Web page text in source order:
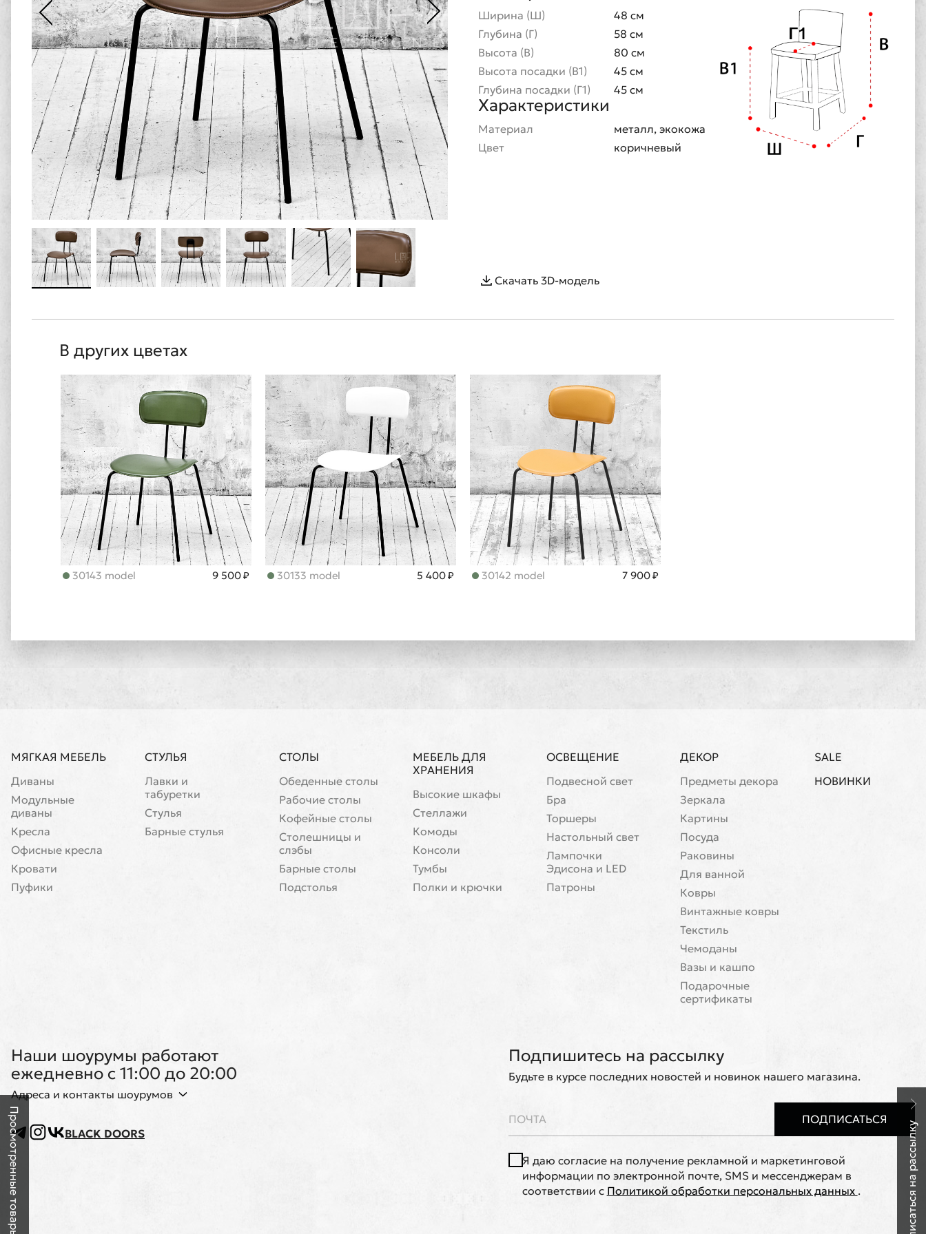
Ширина (Ш)
48 см
Глубина (Г)
58 см
Высота (В)
80 см
Высота посадки (В1)
45 см
Глубина посадки (Г1)
45 см
Характеристики
Материал
металл, экокожа
Цвет
коричневый
Скачать 3D-модель
В других цветах
30143 model 9 500 ₽ 30133 model 5 400 ₽ 30142 model 7 900 ₽
МЯГКАЯ МЕБЕЛЬ
Диваны
Модульные
диваны
Кресла
Офисные кресла
Кровати
Пуфики
СТУЛЬЯ
Лавки и
табуретки
Стулья
Барные стулья
СТОЛЫ
Обеденные столы
Рабочие столы
Кофейные столы
Cтолешницы и
слэбы
Барные столы
Подстолья
МЕБЕЛЬ ДЛЯ
ХРАНЕНИЯ
Высокие шкафы
Стеллажи
Комоды
Консоли
Тумбы
Полки и крючки
ОСВЕЩЕНИЕ
Подвесной свет
Бра
Торшеры
Настольный свет
Лампочки
Эдисона и LED
Патроны
ДЕКОР
Предметы декора
Зеркала
Картины
Посуда
Раковины
Для ванной
Ковры
Винтажные ковры
Текстиль
Чемоданы
Вазы и кашпо
Подарочные
сертификаты
SALE
НОВИНКИ
Наши шоурумы работают
ежедневно с 11:00 до 20:00
Адреса и контакты шоурумов
BLACK DOORS
Подпишитесь на рассылку
Будьте в курсе последних новостей и новинок нашего магазина.
ПОДПИСАТЬСЯ
Я даю согласие на получение рекламной и маркетинговой
информации по электронной почте, SMS и мессенджерам в
соответствии с Политикой обработки персональных данных . Подписаться на рассылку
Просмотренные товары